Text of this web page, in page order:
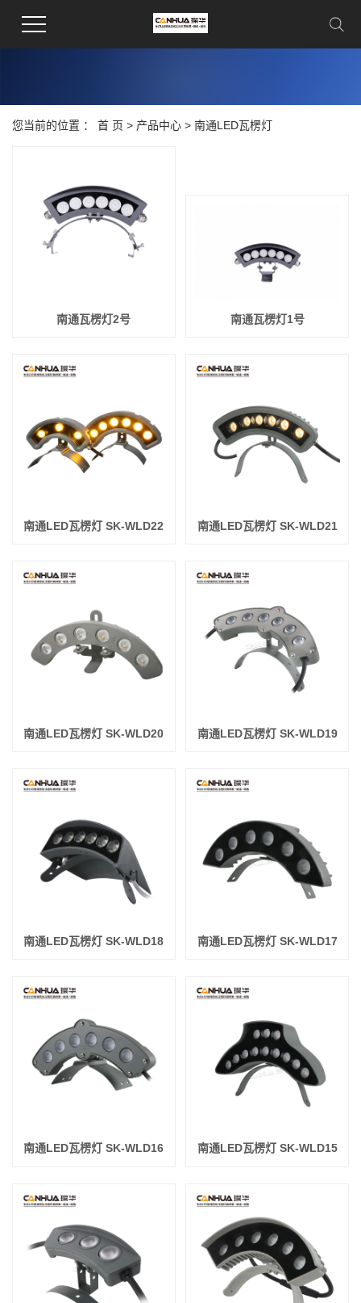
您当前的位置 ： 首 页 > 产品中心 > 南通LED瓦楞灯
南通瓦楞灯2号 南通瓦楞灯1号
南通LED瓦楞灯 SK-WLD22 南通LED瓦楞灯 SK-WLD21
南通LED瓦楞灯 SK-WLD20 南通LED瓦楞灯 SK-WLD19
南通LED瓦楞灯 SK-WLD18 南通LED瓦楞灯 SK-WLD17
南通LED瓦楞灯 SK-WLD16 南通LED瓦楞灯 SK-WLD15